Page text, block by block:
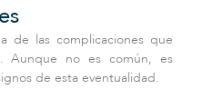
de las complicaciones que
Aunque no es común, es
de esta eventualidad.